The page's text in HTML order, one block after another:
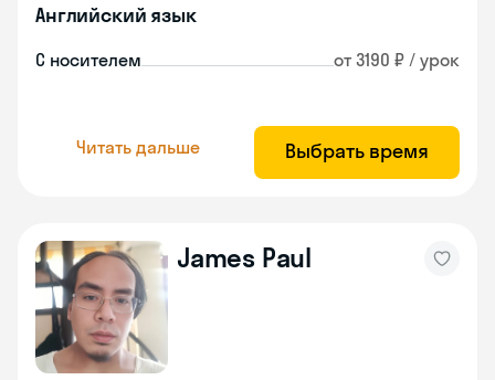
Английский язык
С носителем от 3190 ₽ / урок
Читать дальше Выбрать время
James Paul